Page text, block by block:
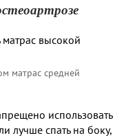
матрас средней
использовать
лучше спать на боку,